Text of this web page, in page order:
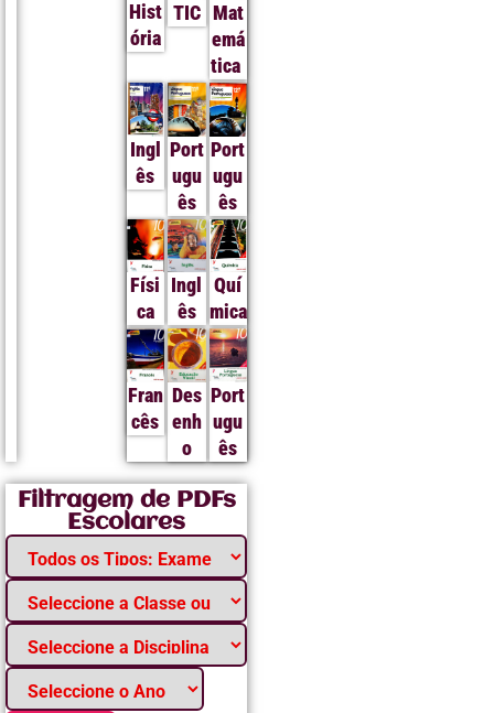
Hist
ória
TIC Mat
emá
tica
Ingl
ês
Port
ugu
ês
Port
ugu
ês
Físi
ca
Ingl
ês
Quí
mica
Fran
cês
Des
enh
o
Port
ugu
ês
Filtragem de PDFs
Escolares